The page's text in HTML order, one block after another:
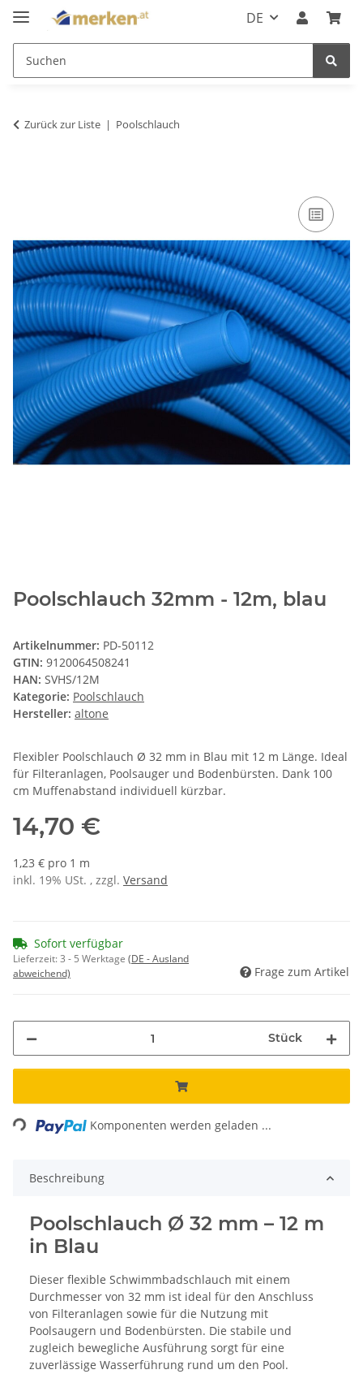
DE
Zurück zur Liste Poolschlauch
Poolschlauch 32mm - 12m, blau
Artikelnummer: PD-50112
GTIN: 9120064508241
HAN: SVHS/12M
Kategorie: Poolschlauch
Hersteller: altone
Flexibler Poolschlauch Ø 32 mm in Blau mit 12 m Länge. Ideal
für Filteranlagen, Poolsauger und Bodenbürsten. Dank 100
cm Muffenabstand individuell kürzbar.
14,70 €
1,23 € pro 1 m
inkl. 19% USt. , zzgl. Versand
Sofort verfügbar
Lieferzeit:3 - 5 Werktage (DE - Ausland
abweichend)
Frage zum Artikel
Stück
Loading... Komponenten werden geladen ...
Beschreibung
Poolschlauch Ø 32 mm – 12 m
in Blau
Dieser flexible Schwimmbadschlauch mit einem
Durchmesser von 32 mm ist ideal für den Anschluss
von Filteranlagen sowie für die Nutzung mit
Poolsaugern und Bodenbürsten. Die stabile und
zugleich bewegliche Ausführung sorgt für eine
zuverlässige Wasserführung rund um den Pool.